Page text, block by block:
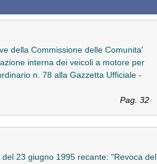
della Commissione delle Comunita'
interna dei veicoli a motore per
n. 78 alla Gazzetta Ufficiale -
Pag. 32
23 giugno 1995 recante: "Revoca del